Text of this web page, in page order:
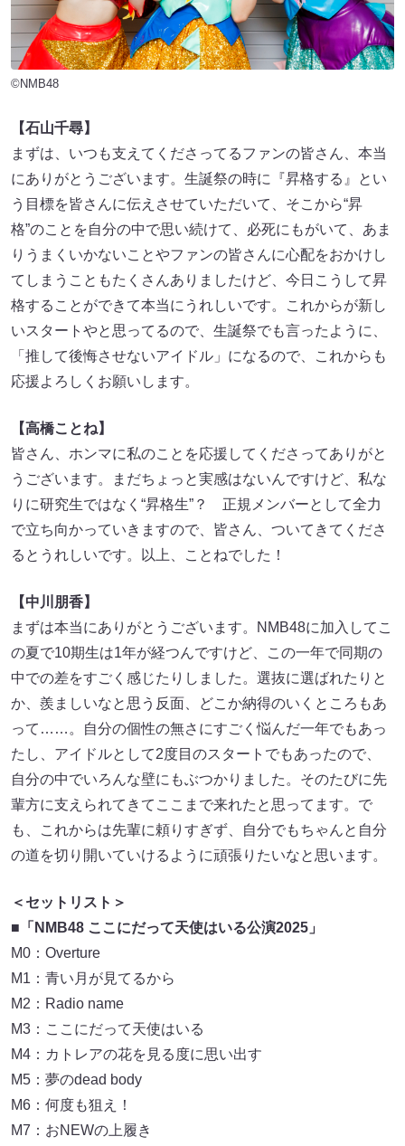
©NMB48
【石山千尋】
まずは、いつも支えてくださってるファンの皆さん、本当
にありがとうございます。生誕祭の時に『昇格する』とい
う目標を皆さんに伝えさせていただいて、そこから“昇
格”のことを自分の中で思い続けて、必死にもがいて、あま
りうまくいかないことやファンの皆さんに心配をおかけし
てしまうこともたくさんありましたけど、今日こうして昇
格することができて本当にうれしいです。これからが新し
いスタートやと思ってるので、生誕祭でも言ったように、
「推して後悔させないアイドル」になるので、これからも
応援よろしくお願いします。
【高橋ことね】
皆さん、ホンマに私のことを応援してくださってありがと
うございます。まだちょっと実感はないんですけど、私な
りに研究生ではなく“昇格生”？ 正規メンバーとして全力
で立ち向かっていきますので、皆さん、ついてきてくださ
るとうれしいです。以上、ことねでした！
【中川朋香】
まずは本当にありがとうございます。NMB48に加入してこ
の夏で10期生は1年が経つんですけど、この一年で同期の
中での差をすごく感じたりしました。選抜に選ばれたりと
か、羨ましいなと思う反面、どこか納得のいくところもあ
って……。自分の個性の無さにすごく悩んだ一年でもあっ
たし、アイドルとして2度目のスタートでもあったので、
自分の中でいろんな壁にもぶつかりました。そのたびに先
輩方に支えられてきてここまで来れたと思ってます。で
も、これからは先輩に頼りすぎず、自分でもちゃんと自分
の道を切り開いていけるように頑張りたいなと思います。
＜セットリスト＞
■「NMB48 ここにだって天使はいる公演2025」
M0：Overture
M1：青い月が見てるから
M2：Radio name
M3：ここにだって天使はいる
M4：カトレアの花を見る度に思い出す
M5：夢のdead body
M6：何度も狙え！
M7：おNEWの上履き